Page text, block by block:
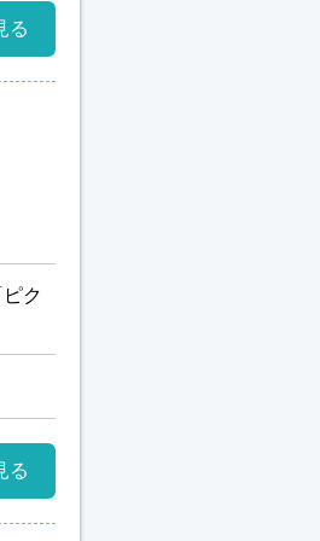
る
ク
る